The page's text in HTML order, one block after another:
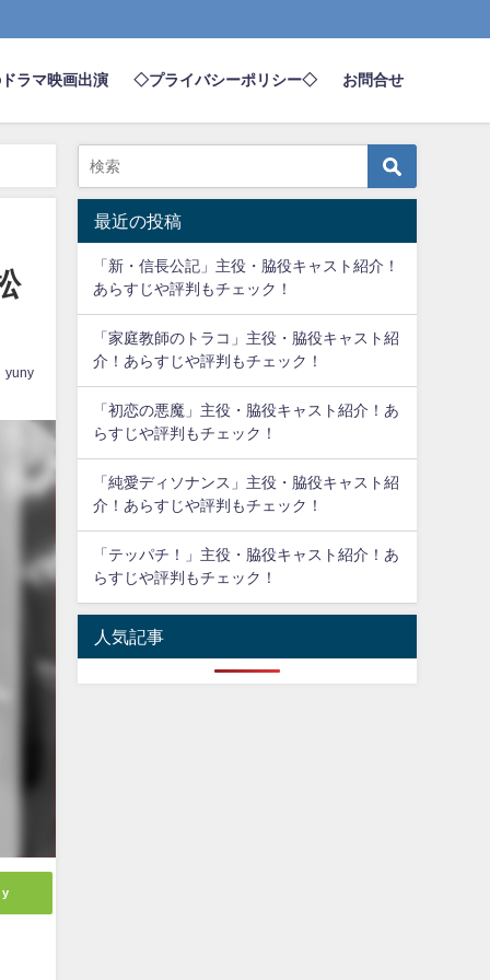
ラマ映画出演 ◇プライバシーポリシー◇ お問合せ
yuny
最近の投稿
「新・信長公記」主役・脇役キャスト紹介！
あらすじや評判もチェック！
「家庭教師のトラコ」主役・脇役キャスト紹
介！あらすじや評判もチェック！
「初恋の悪魔」主役・脇役キャスト紹介！あ
らすじや評判もチェック！
「純愛ディソナンス」主役・脇役キャスト紹
介！あらすじや評判もチェック！
「テッパチ！」主役・脇役キャスト紹介！あ
らすじや評判もチェック！
人気記事